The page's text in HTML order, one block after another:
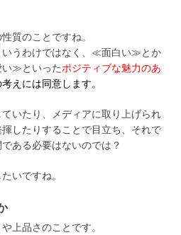
質のことですね。
いうわけではなく、≪面白い≫とか
≫といったポジティブな魅力のあ
えには同意します。
いたり、メディアに取り上げられ
したりすることで目立ち、それで
ある必要はないのでは？
いですね。
上品さのことです。